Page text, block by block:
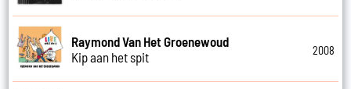
Raymond Van Het Groenewoud
Kip aan het spit
2008